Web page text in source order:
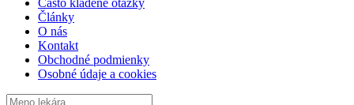
Často kladené otázky
Články
O nás
Kontakt
Obchodné podmienky
Osobné údaje a cookies